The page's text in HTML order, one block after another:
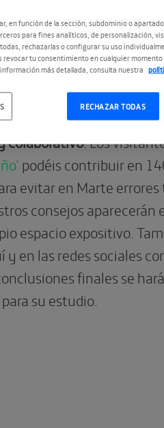
adecuado para aportar tu
se repitan en Marte los
una especie detratado
colaborativo. Los
podéis contribuir en
evitar en Marte
consejos aparecerán
espacio expositivo.
en las redes sociales
finales se
su estudio.
en función de la sección, subdominio o
para fines analíticos, de personalización,
rechazarlas o configurar su uso
tu consentimiento en cualquier momento
más detallada, consulta nuestra
RECHAZAR TODAS